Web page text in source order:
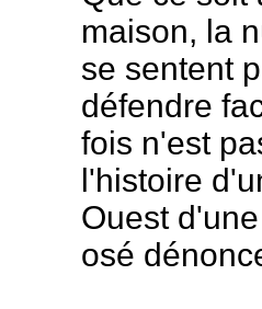
maison, la
se sentent
défendre
fois n'est
l'histoire
Ouest
osé